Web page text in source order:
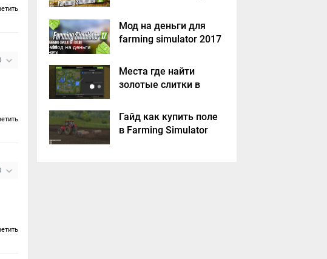
Мод на деньги для
farming simulator 2017
Места где найти
золотые слитки в
2017?
Гайд как купить поле
в Farming Simulator